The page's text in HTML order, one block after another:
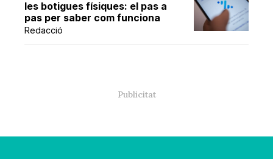
les botigues físiques: el pas a
pas per saber com funciona
Redacció